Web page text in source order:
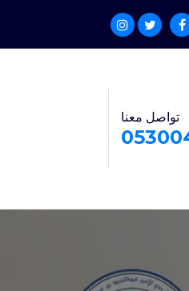
تواصل معنا